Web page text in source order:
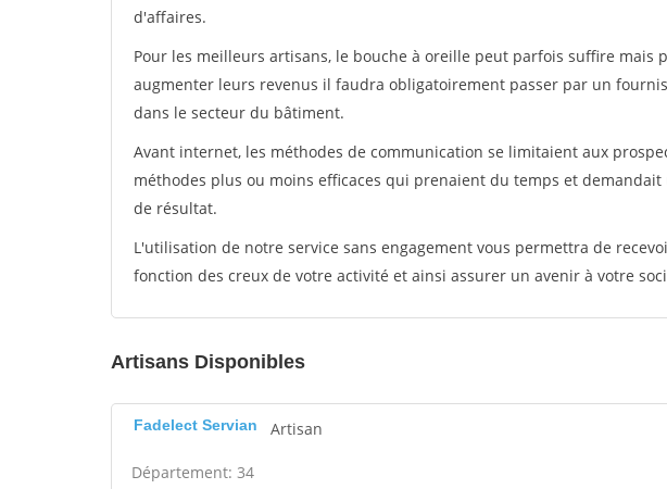
d'affaires.
Pour les meilleurs artisans, le bouche à oreille peut parfois suffire mais
augmenter leurs revenus il faudra obligatoirement passer par un
dans le secteur du bâtiment.
Avant internet, les méthodes de communication se limitaient aux
méthodes plus ou moins efficaces qui prenaient du temps et
de résultat.
L'utilisation de notre service sans engagement vous permettra de
fonction des creux de votre activité et ainsi assurer un avenir à votre
Artisans Disponibles
Fadelect Servian Artisan
Département: 34